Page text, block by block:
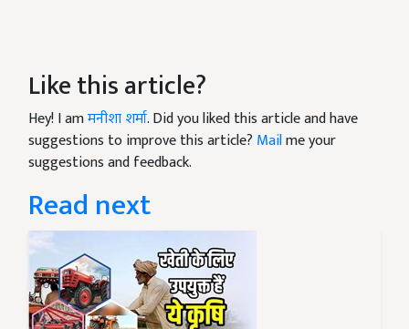
Like this article?
Hey! I amमनीशा शर्मा. Did you liked this article and have
suggestions to improve this article? Mailme your
suggestions and feedback.
Read next